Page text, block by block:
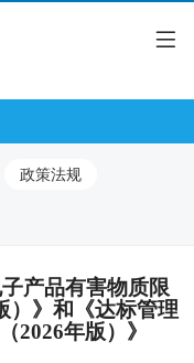
政策法规
子产品有害物质限
）》和《达标管理
2026年版）》